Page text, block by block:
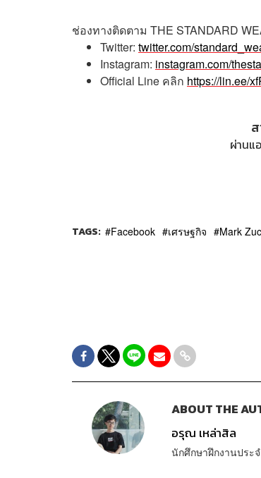
ช่องทางติดตาม THE STANDARD
Twitter: twitter.com/
Instagram: instagram.com/
Official Line คลิก https://lin.ee/
ผ่านแ
TAGS: Facebook เศรษฐกิจ Mark
ABOUT THE
อรุณ เหล่าสิล
นักศึกษาฝึกงานประจ